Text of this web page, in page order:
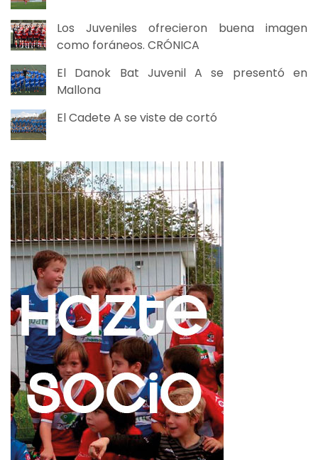
Los Juveniles ofrecieron buena imagen
como foráneos. CRÓNICA
El Danok Bat Juvenil A se presentó en
Mallona
El Cadete A se viste de cortó